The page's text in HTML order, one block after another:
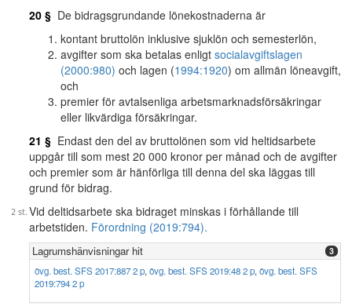
20 § De bidragsgrundande lönekostnaderna är
kontant bruttolön inklusive sjuklön och semesterlön,
avgifter som ska betalas enligt socialavgiftslagen
(2000:980) och lagen (1994:1920) om allmän löneavgift,
och
premier för avtalsenliga arbetsmarknadsförsäkringar
eller likvärdiga försäkringar.
21 § Endast den del av bruttolönen som vid heltidsarbete
uppgår till som mest 20 000 kronor per månad och de avgifter
och premier som är hänförliga till denna del ska läggas till
grund för bidrag.
Vid deltidsarbete ska bidraget minskas i förhållande till
arbetstiden. Förordning (2019:794).
Lagrumshänvisningar hit 3
övg. best. SFS 2017:887 2 p, övg. best. SFS 2019:48 2 p, övg. best. SFS
2019:794 2 p